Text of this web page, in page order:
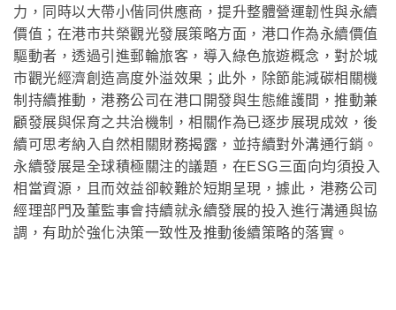
力，同時以大帶小偕同供應商，提升整體營運韌性與永續
價值；在港市共榮觀光發展策略方面，港口作為永續價值
驅動者，透過引進郵輪旅客，導入綠色旅遊概念，對於城
市觀光經濟創造高度外溢效果；此外，除節能減碳相關機
制持續推動，港務公司在港口開發與生態維護間，推動兼
顧發展與保育之共治機制，相關作為已逐步展現成效，後
續可思考納入自然相關財務揭露，並持續對外溝通行銷。
永續發展是全球積極關注的議題，在ESG三面向均須投入
相當資源，且而效益卻較難於短期呈現，據此，港務公司
經理部門及董監事會持續就永續發展的投入進行溝通與協
調，有助於強化決策一致性及推動後續策略的落實。